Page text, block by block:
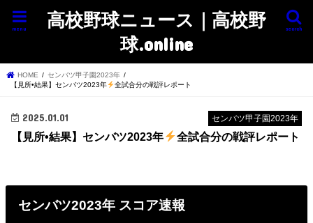
高校野球ニュース｜高校野
球.online
search
menu
HOME
センバツ甲子園2023年
【見所•結果】センバツ2023年
全試合分の戦評レポート
センバツ甲子園2023年
2025.01.01
【見所•結果】センバツ2023年 全試合分の戦評レポート
センバツ2023年 スコア速報